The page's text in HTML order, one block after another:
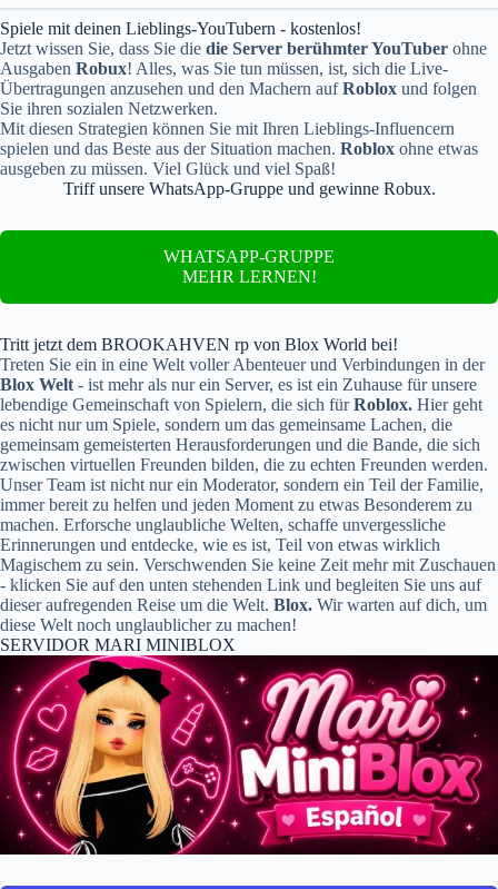
Spiele mit deinen Lieblings-YouTubern - kostenlos!
Jetzt wissen Sie, dass Sie die die Server berühmter YouTuber ohne
Ausgaben Robux! Alles, was Sie tun müssen, ist, sich die Live-
Übertragungen anzusehen und den Machern aufRoblox und folgen
Sie ihren sozialen Netzwerken.
Mit diesen Strategien können Sie mit Ihren Lieblings-Influencern
spielen und das Beste aus der Situation machen. Roblox ohne etwas
ausgeben zu müssen. Viel Glück und viel Spaß!
Triff unsere WhatsApp-Gruppe und gewinne Robux.
WHATSAPP-GRUPPE
MEHR LERNEN!
Tritt jetzt dem BROOKAHVEN rp von Blox World bei!
Treten Sie ein in eine Welt voller Abenteuer und Verbindungen in der
Blox Welt - ist mehr als nur ein Server, es ist ein Zuhause für unsere
lebendige Gemeinschaft von Spielern, die sich fürRoblox. Hier geht
es nicht nur um Spiele, sondern um das gemeinsame Lachen, die
gemeinsam gemeisterten Herausforderungen und die Bande, die sich
zwischen virtuellen Freunden bilden, die zu echten Freunden werden.
Unser Team ist nicht nur ein Moderator, sondern ein Teil der Familie,
immer bereit zu helfen und jeden Moment zu etwas Besonderem zu
machen. Erforsche unglaubliche Welten, schaffe unvergessliche
Erinnerungen und entdecke, wie es ist, Teil von etwas wirklich
Magischem zu sein. Verschwenden Sie keine Zeit mehr mit Zuschauen
- klicken Sie auf den unten stehenden Link und begleiten Sie uns auf
dieser aufregenden Reise um die Welt. Blox. Wir warten auf dich, um
diese Welt noch unglaublicher zu machen!
SERVIDOR MARI MINIBLOX